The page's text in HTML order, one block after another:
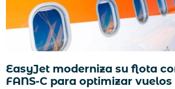
EasyJet moderniza su flota
FANS-C para optimizar